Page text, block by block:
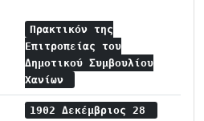
Πρακτικόν της
Επιτροπείας του
Δημοτικού Συμβουλίου
Χανίων
1902 Δεκέμβριος 28